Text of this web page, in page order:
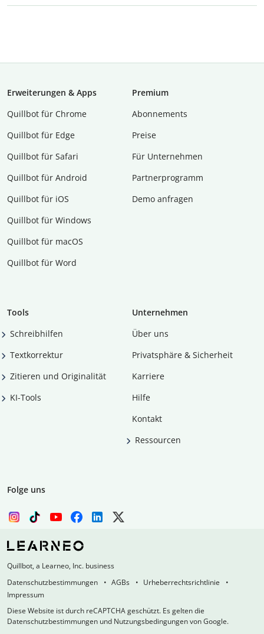
Erweiterungen & Apps
Quillbot für Chrome
Quillbot für Edge
Quillbot für Safari
Quillbot für Android
Quillbot für iOS
Quillbot für Windows
Quillbot für macOS
Quillbot für Word
Premium
Abon­ne­ments
Preise
Für Unternehmen
Partnerprogramm
Demo anfragen
Tools
Schreibhilfen
Textkorrektur
Zitieren und Originalität
KI-Tools
Unternehmen
Über uns
Privatsphäre & Sicherheit
Karriere
Hilfe
Kontakt
Ressourcen
Folge uns
Quillbot, a Learneo, Inc. business
Datenschutzbestimmungen
AGBs
Urheberrechtsrichtlinie
Impressum
Diese Website ist durch reCAPTCHA geschützt. Es gelten die
Datenschutzbestimmungen und Nutzungsbedingungen von Google.